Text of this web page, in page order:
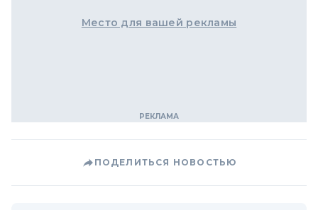
Место для вашей рекламы
ПОДЕЛИТЬСЯ НОВОСТЬЮ